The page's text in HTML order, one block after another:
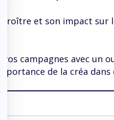
croître et son impact sur
vos campagnes avec un
de la créa dans